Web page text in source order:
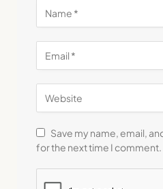
Save my name, email,
for the next time I comment.